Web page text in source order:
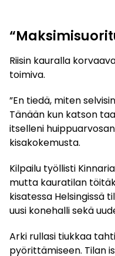
Riisin kauralla
toimiva.
”En tiedä, miten
Tänään kun katson
itselleni
kisakokemusta.
Kilpailu työllisti
mutta kauratilan
kisatessa Helsingissä
uusi konehalli sekä
Arki rullasi tiukkaa
pyörittämiseen. Tilan